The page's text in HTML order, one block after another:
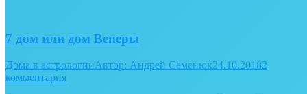
7 дом или дом Венеры
Дома в астрологииАвтор: Андрей Семенюк24.10.20182
комментария